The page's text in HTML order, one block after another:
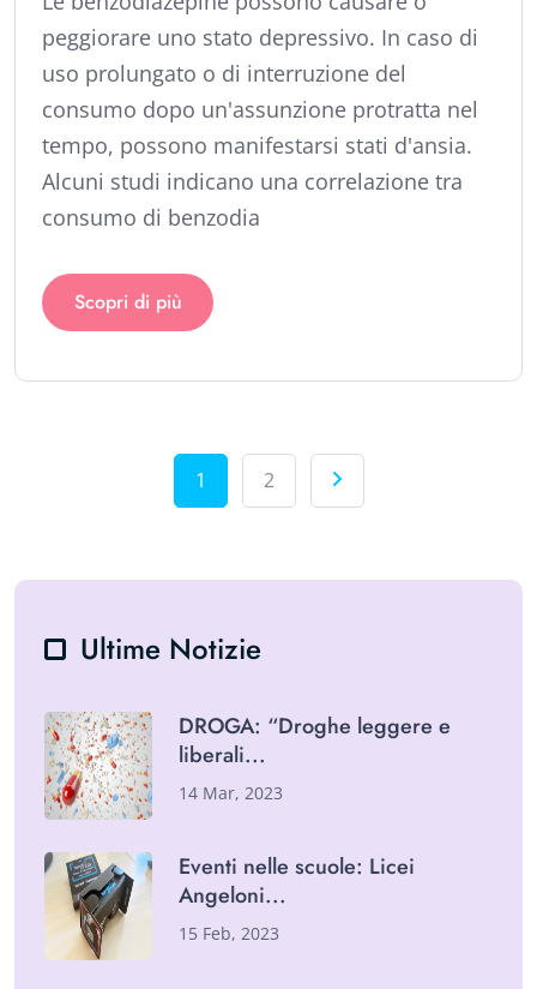
peggiorare uno stato depressivo. In caso di
uso prolungato o di interruzione del
consumo dopo un'assunzione protratta nel
tempo, possono manifestarsi stati d'ansia.
Alcuni studi indicano una correlazione tra
consumo di benzodia
Scopri di più
1 2
Ultime Notizie
DROGA: “Droghe leggere e
liberali
14 Mar, 2023
Eventi nelle scuole: Licei
Angeloni
15 Feb, 2023